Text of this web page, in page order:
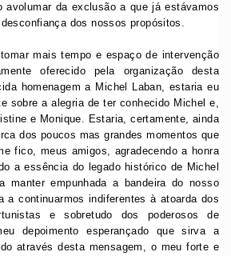
da exclusão a que já estávamos
dos nossos propósitos.
mais tempo e espaço de intervenção
oferecido pela organização desta
homenagem a Michel Laban, estaria eu
sobre a alegria de ter conhecido Michel e,
e Monique. Estaria, certamente, ainda
dos poucos mas grandes momentos que
fico, meus amigos, agradecendo a honra
a essência do legado histórico de Michel
manter empunhada a bandeira do nosso
a continuarmos indiferentes à atoarda dos
e sobretudo dos poderosos de
depoimento esperançado que sirva a
através desta mensagem, o meu forte e